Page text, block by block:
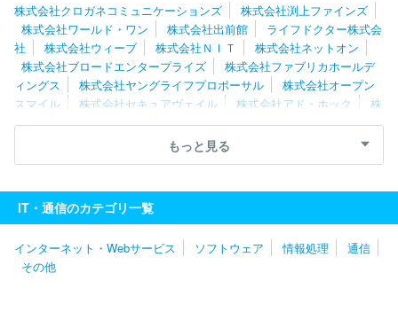
株式会社クロガネコミュニケーションズ
株式会社渕上ファインズ
株式会社ワールド・ワン
株式会社出前館
ライフドクター株式会
社
株式会社ウィーブ 株式会社ＮＩＴ
株式会社ネットオン
株式会社ブロードエンタープライズ
株式会社ファブリカホールデ
ィングス
株式会社ヤングライフプロポーサル
株式会社オープン
スマイル
株式会社セキュアヴェイル 株式会社アド・ホック
株
式会社ＨＡＲＰ
株式会社ワイズマン 株式会社メディウェル
株
株式会社ポッケ 株式会社Ｓｐｅｅｅ
Ｕｎｉ
ｐｏｓ株式会社
ＧＭＯ ＴＥＣＨ株式会社
株式会社アイシーズ
株式会社ＭＩＸ
Ｉ
ＬＩＮＥヤフー株式会社
株式会社チェンジホールディングス
アマゾンジャパン株式会社
エキサイト株式会社
もっと見る
IT・通信のカテゴリ一覧
インターネット・Webサービス ソフトウェア 情報処理
通信
その他